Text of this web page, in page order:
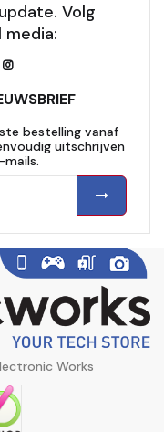
Volg
media:
bestelling vanaf
uitschrijven
mails.
Works